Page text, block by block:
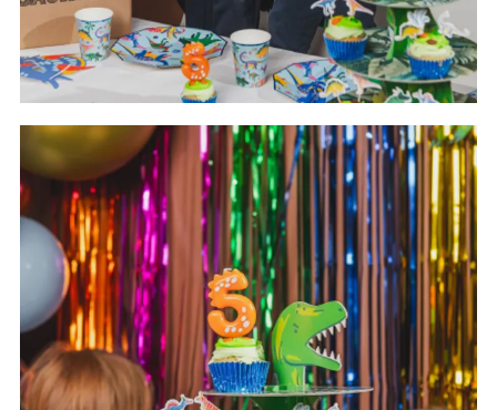
Alt til dinosaurbursdag